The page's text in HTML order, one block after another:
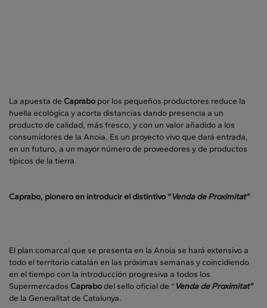
La apuesta de Caprabo por los pequeños productores reduce la
huella ecológica y acorta distancias dando presencia a un
producto de calidad, más fresco, y con un valor añadido a los
consumidores de la Anoia. Es un proyecto vivo que dará entrada,
en un futuro, a un mayor número de proveedores y de productos
típicos de la tierra.
Caprabo, pionero en introducir el distintivo “Venda de Proximitat”
El plan comarcal que se presenta en la Anoia se hará extensivo a
todo el territorio catalán en las próximas semanas y coincidiendo
en el tiempo con la introducción progresiva a todos los
Supermercados Caprabodel sello oficial de “Venda de Proximitat”
de la Generalitat de Catalunya.